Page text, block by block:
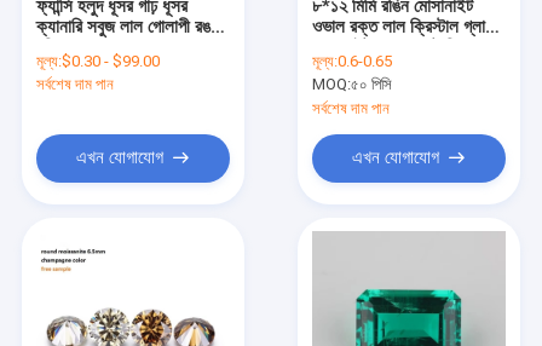
ফ্যান্সি হলুদ ধূসর গাঢ় ধূসর
ক্যানারি সবুজ লাল গোলাপী রঙ
মূল্য:$0.30 - $99.00
সর্বশেষ দাম পান
এখন যোগাযোগ
৮*১২ মিমি রঙিন মোসানাইট
ওভাল রক্ত লাল ক্রিস্টাল গ্লাস
মূল্য:0.6-0.65
MOQ:৫০ পিসি
সর্বশেষ দাম পান
এখন যোগাযোগ